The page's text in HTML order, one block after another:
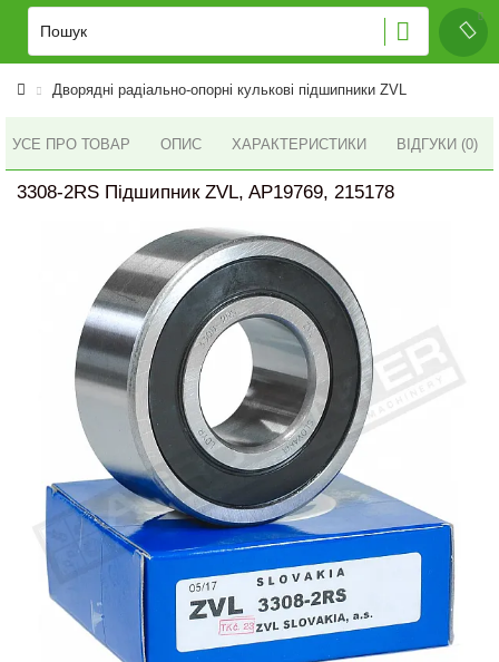
Дворядні радіально-опорні кулькові підшипники ZVL
УСЕ ПРО ТОВАР ОПИС ХАРАКТЕРИСТИКИ ВІДГУКИ (0)
3308-2RS Підшипник ZVL, AP19769, 215178